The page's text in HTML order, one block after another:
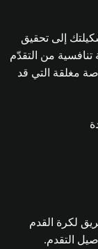
إلى تحقيق
من التقدّم
مغلقة التي قد